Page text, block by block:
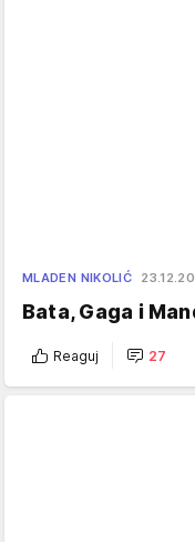
MLADEN NIKOLIĆ
Bata, Gaga i
Reaguj 27